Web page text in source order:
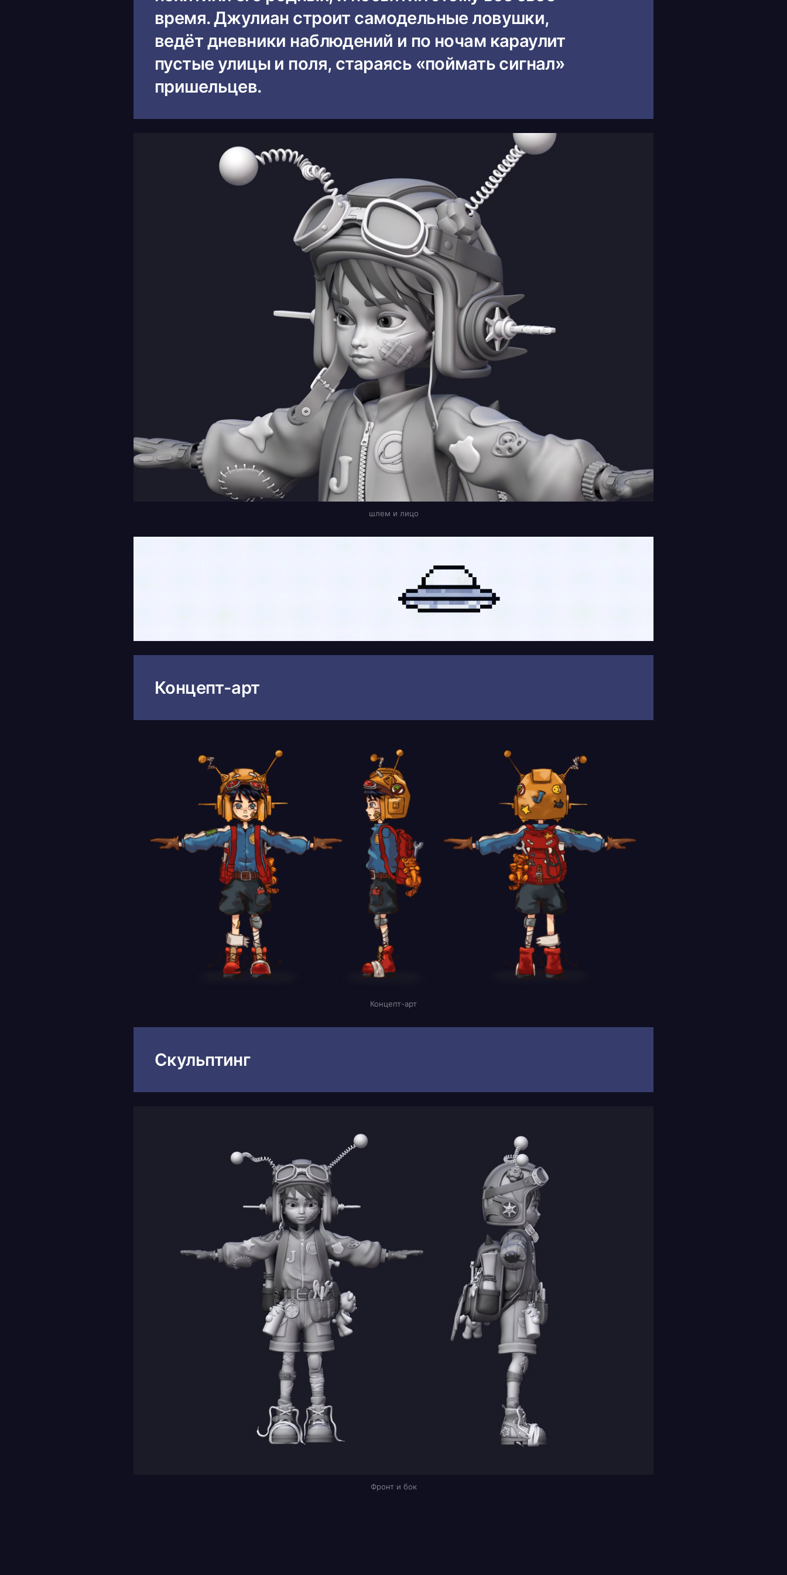
время. Джулиан строит самодельные ловушки,
ведёт дневники наблюдений и по ночам караулит
пустые улицы и поля, стараясь «поймать сигнал»
пришельцев.
шлем и лицо
Концепт-арт
Концепт-арт
Скульптинг
Фронт и бок